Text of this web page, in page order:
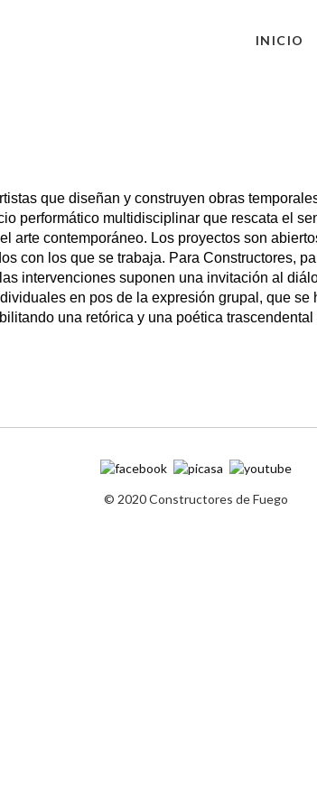
INICIO
que diseñan y construyen obras
performático multidisciplinar que rescata el
arte contemporáneo. Los proyectos son
con los que se trabaja. Para Constructores,
intervenciones suponen una invitación al
en pos de la expresión grupal, que
una retórica y una poética trascendental
© 2020 Constructores de Fuego